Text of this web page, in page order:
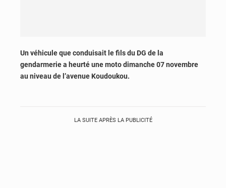
Un véhicule que conduisait le fils du DG de la
gendarmerie a heurté une moto dimanche 07 novembre
au niveau de l’avenue Koudoukou.
LA SUITE APRÈS LA PUBLICITÉ